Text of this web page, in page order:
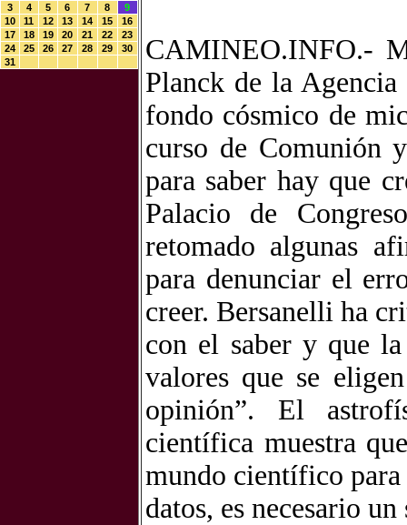
3
4 5 6 7 8
9
10
11 12 13 14 15
16
17
18 19 20 21 22
23
24
25 26 27 28 29
30
31
CAMINEO.INFO.-
Planck de la
fondo cósmico de
curso de Comunión
para saber hay que
Palacio de
retomado algunas
para denunciar el
creer. Bersanelli ha
con el saber y que
valores que se
opinión”. El
científica muestra
mundo científico para
datos, es necesario